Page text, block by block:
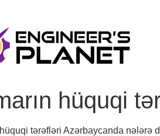
hüquqi
tərəfləri Azərbaycanda nələrə